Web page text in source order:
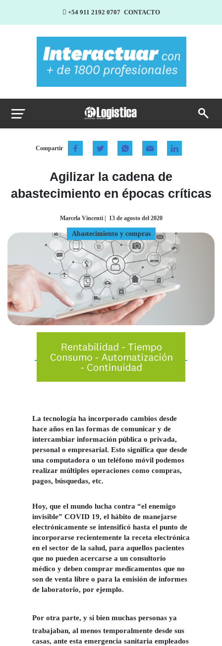
+54 911 2192 0707 CONTACTO
Compartir
Agilizar la cadena de
abastecimiento en épocas críticas
Marcela Vincenti| 13 de agosto del 2020
Abastecimiento y compras
La tecnología ha incorporado cambios desde
hace años en las formas de comunicar y de
intercambiar información pública o privada,
personal o empresarial. Esto significa que desde
una computadora o un teléfono móvil podemos
realizar múltiples operaciones como compras,
pagos, búsquedas, etc.
Hoy, que el mundo lucha contra “el enemigo
invisible” COVID 19, el hábito de manejarse
electrónicamente se intensificó hasta el punto de
incorporarse recientemente la receta electrónica
en el sector de la salud, para aquellos pacientes
que no pueden acercarse a un consultorio
médico y deben comprar medicamentos que no
son de venta libre o para la emisión de informes
de laboratorio, por ejemplo.
Por otra parte, y si bien muchas personas ya
trabajaban, al menos temporalmente desde sus
casas, ante esta emergencia sanitaria empleados